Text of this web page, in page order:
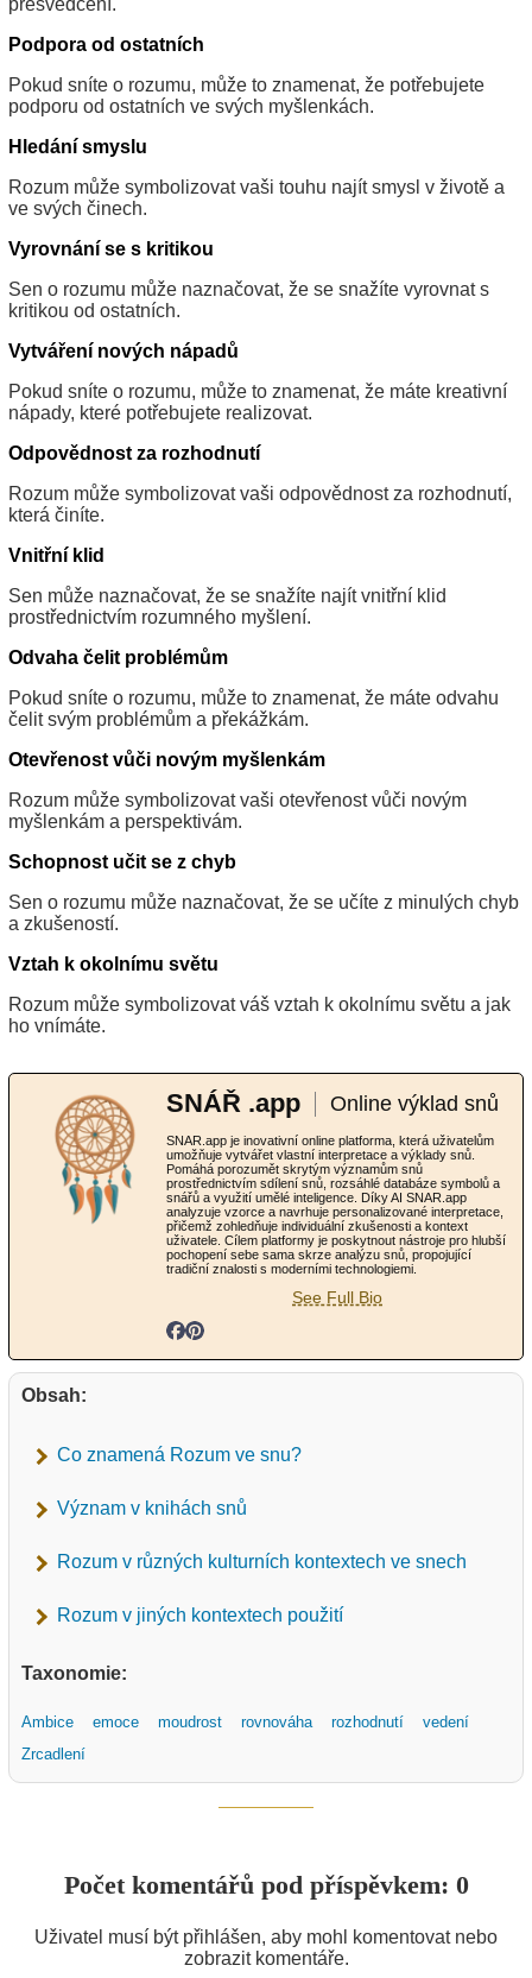
přesvědčení.
Podpora od ostatních
Pokud sníte o rozumu, může to znamenat, že potřebujete
podporu od ostatních ve svých myšlenkách.
Hledání smyslu
Rozum může symbolizovat vaši touhu najít smysl v životě a
ve svých činech.
Vyrovnání se s kritikou
Sen o rozumu může naznačovat, že se snažíte vyrovnat s
kritikou od ostatních.
Vytváření nových nápadů
Pokud sníte o rozumu, může to znamenat, že máte kreativní
nápady, které potřebujete realizovat.
Odpovědnost za rozhodnutí
Rozum může symbolizovat vaši odpovědnost za rozhodnutí,
která činíte.
Vnitřní klid
Sen může naznačovat, že se snažíte najít vnitřní klid
prostřednictvím rozumného myšlení.
Odvaha čelit problémům
Pokud sníte o rozumu, může to znamenat, že máte odvahu
čelit svým problémům a překážkám.
Otevřenost vůči novým myšlenkám
Rozum může symbolizovat vaši otevřenost vůči novým
myšlenkám a perspektivám.
Schopnost učit se z chyb
Sen o rozumu může naznačovat, že se učíte z minulých chyb
a zkušeností.
Vztah k okolnímu světu
Rozum může symbolizovat váš vztah k okolnímu světu a jak
ho vnímáte.
SNÁŘ .app Online výklad snů
SNAR.app je inovativní online platforma, která uživatelům
umožňuje vytvářet vlastní interpretace a výklady snů.
Pomáhá porozumět skrytým významům snů
prostřednictvím sdílení snů, rozsáhlé databáze symbolů a
snářů a využití umělé inteligence. Díky AI SNAR.app
analyzuje vzorce a navrhuje personalizované interpretace,
přičemž zohledňuje individuální zkušenosti a kontext
uživatele. Cílem platformy je poskytnout nástroje pro hlubší
pochopení sebe sama skrze analýzu snů, propojující
tradiční znalosti s moderními technologiemi.
See Full Bio
Obsah:
Co znamená Rozum ve snu?
Význam v knihách snů
Rozum v různých kulturních kontextech ve snech
Rozum v jiných kontextech použití
Taxonomie:
Ambice emoce moudrost rovnováha rozhodnutí
vedení
Zrcadlení
Počet komentářů pod příspěvkem: 0
Uživatel musí být přihlášen, aby mohl komentovat nebo
zobrazit komentáře.